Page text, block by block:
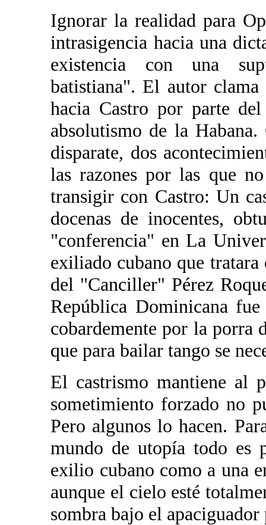
Ignorar la realidad para
intrasigencia hacia una
existencia con una
batistiana". El autor
hacia Castro por parte
absolutismo de la
disparate, dos
las razones por las que
transigir con Castro: Un
docenas de inocentes,
"conferencia" en La
exiliado cubano que
del "Canciller" Pérez
República Dominicana
cobardemente por la porra
que para bailar tango se
El castrismo mantiene al
sometimiento forzado no
Pero algunos lo hacen.
mundo de utopía todo es
exilio cubano como a una
aunque el cielo esté
sombra bajo el